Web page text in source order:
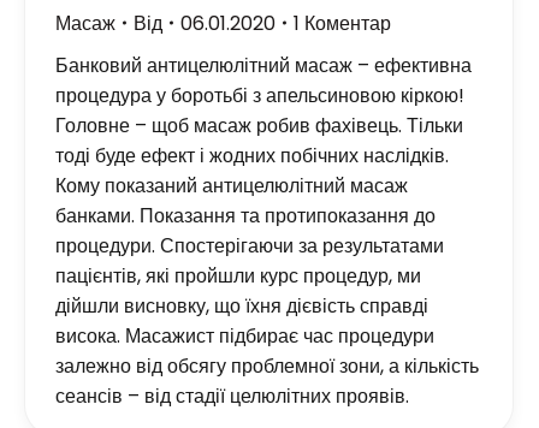
Масаж Від 06.01.2020
1 Коментар
Банковий антицелюлітний масаж – ефективна
процедура у боротьбі з апельсиновою кіркою!
Головне – щоб масаж робив фахівець. Тільки
тоді буде ефект і жодних побічних наслідків.
Кому показаний антицелюлітний масаж
банками. Показання та протипоказання до
процедури. Спостерігаючи за результатами
пацієнтів, які пройшли курс процедур, ми
дійшли висновку, що їхня дієвість справді
висока. Масажист підбирає час процедури
залежно від обсягу проблемної зони, а кількість
сеансів – від стадії целюлітних проявів.